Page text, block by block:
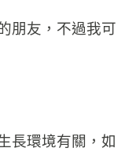
朋友，不過我可
長環境有關，如